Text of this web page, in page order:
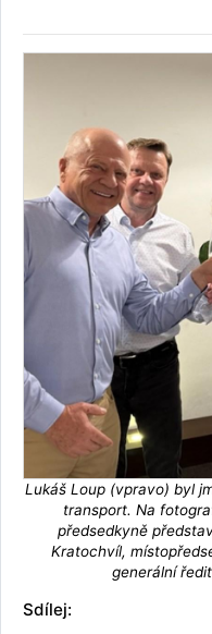
Lukáš Loup (vpravo) byl
transport. Na
předsedkyně
Kratochvíl,
generální
Sdílej: